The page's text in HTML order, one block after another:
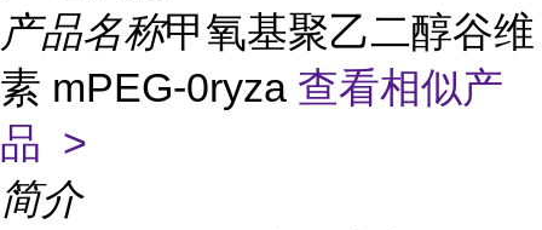
产品名称甲氧基聚乙二醇谷维
素 mPEG-0ryza 查看相似产
品 >
简介